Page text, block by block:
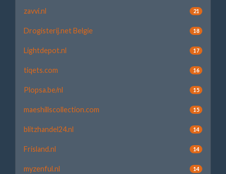
zavvi.nl 21
Drogisterij.net Belgie 18
Lightdepot.nl 17
tiqets.com 16
Plopsa.be/nl 15
maeshillscollection.com 15
blitzhandel24.nl 14
Frisland.nl 14
myzenful.nl 14